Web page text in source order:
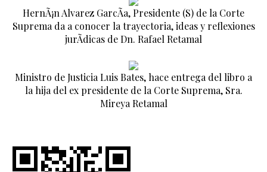
HernÃ¡n Alvarez GarcÃ­a, Presidente (S) de la Corte
Suprema da a conocer la trayectoria, ideas y reflexiones
jurÃ­dicas de Dn. Rafael Retamal
Ministro de Justicia Luis Bates, hace entrega del libro a
la hija del ex presidente de la Corte Suprema, Sra.
Mireya Retamal